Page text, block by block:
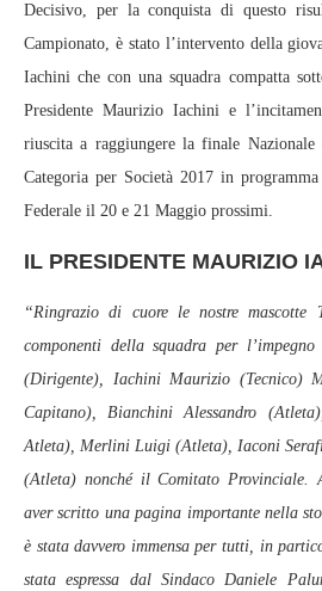
Decisivo, per la conquista di questo
Campionato, è stato l’intervento della
Iachini che con una squadra compatta
Presidente Maurizio Iachini e
riuscita a raggiungere la finale
Categoria per Società 2017 in
Federale il 20 e 21 Maggio prossimi.
IL PRESIDENTE MAURIZIO
“Ringrazio di cuore le nostre
componenti della squadra per
(Dirigente), Iachini Maurizio (Tecnico)
Capitano), Bianchini Alessandro
Atleta), Merlini Luigi (Atleta), Iaconi
(Atleta) nonché il Comitato Provinciale.
aver scritto una pagina importante nella
è stata davvero immensa per tutti, in
stata espressa dal Sindaco Daniele